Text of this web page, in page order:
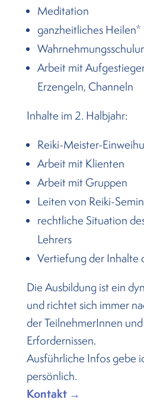
Meditation
ganzheitliches Heilen*
Arbeit mit
Erzengeln, Channeln
Inhalte im 2. Halbjahr:
Reiki-Meister-
Arbeit mit Klienten
Arbeit mit Gruppen
Leiten von Reiki-
rechtliche Situation
Lehrers
Vertiefung der Inhalte
Die Ausbildung ist ein
und richtet sich immer
der TeilnehmerInnen
Erfordernissen.
Ausführliche Infos gebe
persönlich.
Kontakt →